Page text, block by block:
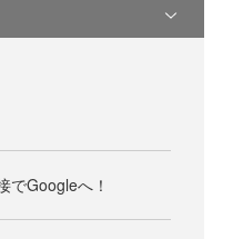
でGoogleへ！